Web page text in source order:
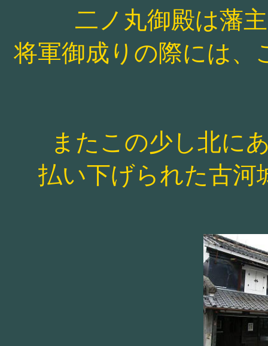
二ノ丸御殿は藩
将軍御成りの際には、
またこの少し北に
払い下げられた古河